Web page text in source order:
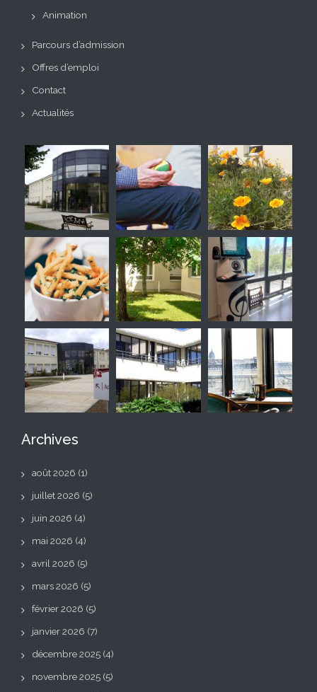
Animation
Parcours d’admission
Offres d’emploi
Contact
Actualités
Archives
août 2026 (1)
juillet 2026 (5)
juin 2026 (4)
mai 2026 (4)
avril 2026 (5)
mars 2026 (5)
février 2026 (5)
janvier 2026 (7)
décembre 2025 (4)
novembre 2025 (5)